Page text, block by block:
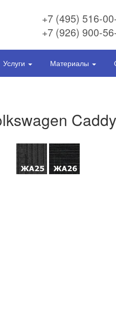
+7 (495) 516-
+7 (926) 900-
Услуги Материалы